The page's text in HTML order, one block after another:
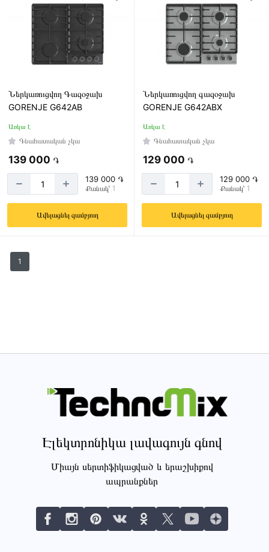
Ներկառուցվող Գազօջախ
GORENJE G642AB
Առկա է
Գնահատական չկա
139 000 ֏
139 000 ֏
Քանակ՝ 1
Ավելացնել զամբյուղ
Ներկառուցվող գազօջախ
GORENJE G642ABX
Առկա է
Գնահատական չկա
129 000 ֏
129 000 ֏
Քանակ՝ 1
Ավելացնել զամբյուղ
1
Էլեկտրոնիկա լավագույն գնով
Միայն սերտիֆիկացված և երաշխիքով
ապրանքներ